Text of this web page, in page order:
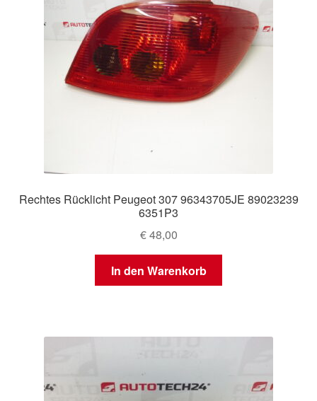
Rechtes Rücklicht Peugeot 307 96343705JE 89023239
6351P3
€48,00
In den Warenkorb